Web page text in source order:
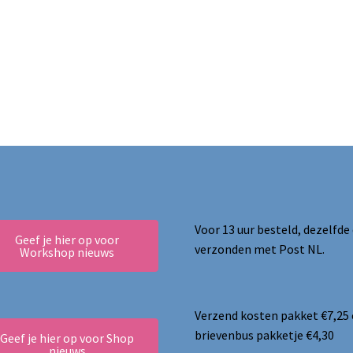
Geef je hier op voor
Workshop nieuws
Geef je hier op voor Shop
Voor 13 uur besteld, dezelfde
verzonden met Post NL.
Verzend kosten pakket €7,25
brievenbus pakketje €4,30